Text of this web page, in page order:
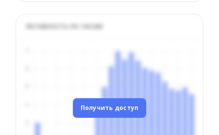
Активность по часам
Получить доступ